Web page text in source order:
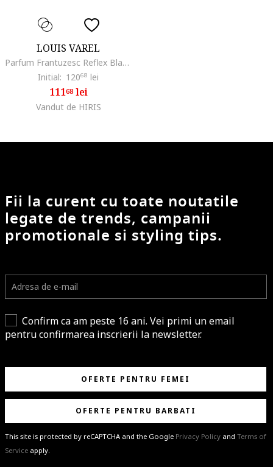
LOUIS VAREL
Parfum Frantuzesc Reflex Black Men,100ml
Initial: 12068 lei
11168lei
Vandut de HIRIS
Fii la curent cu toate noutatile
legate de trends, campanii
promotionale si styling tips.
Confirm ca am peste 16 ani. Vei primi un email
pentru confirmarea inscrierii la newsletter.
OFERTE PENTRU FEMEI
OFERTE PENTRU BARBATI
This site is protected by reCAPTCHA and the Google Privacy Policy and Terms of
Service apply.